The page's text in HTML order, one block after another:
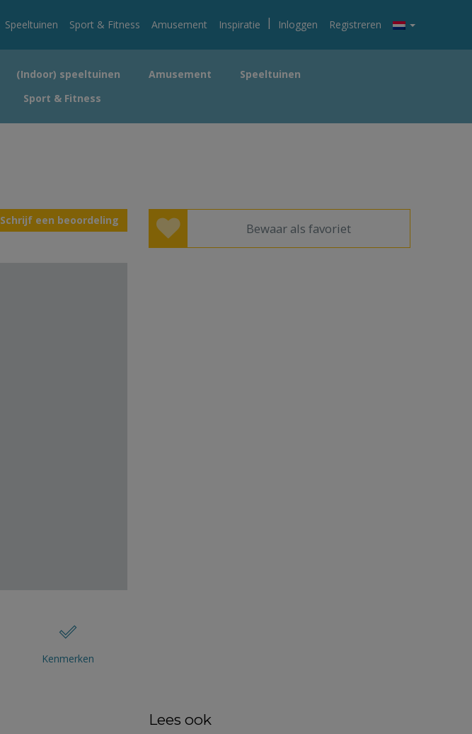
Speeltuinen Sport & Fitness Amusement Inspiratie | Inloggen Registreren
(Indoor) speeltuinen Amusement
Speeltuinen
Sport & Fitness
Schrijf een beoordeling
Bewaar als favoriet
Kenmerken
Lees ook